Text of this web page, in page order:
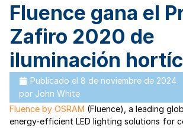
Fluence gana el
Zafiro 2020 de
iluminación
Publicado el 8 de noviembre de 2024
por John White
Fluence by OSRAM (Fluence), a leading
energy-efficient LED lighting solutions for